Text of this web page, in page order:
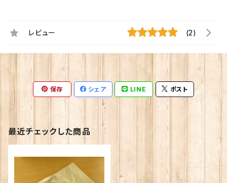
レビュー (2)
保存 シェア LINE ポスト
最近チェックした商品